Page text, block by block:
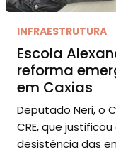
INFRAESTRUTURA
Escola
reforma
em Caxias
Deputado Neri, o
CRE, que
desistência das